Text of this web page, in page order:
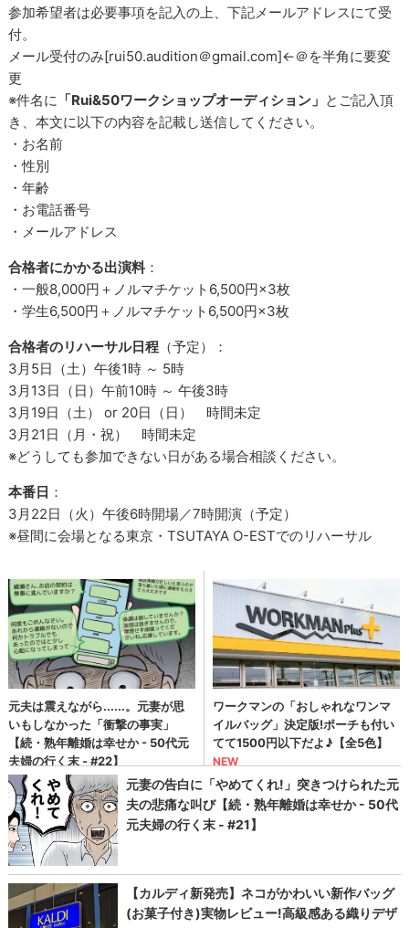
参加希望者は必要事項を記入の上、下記メールアドレスにて受
付。
メール受付のみ[rui50.audition＠gmail.com]←＠を半角に要変
更
※件名に 「Rui&50ワークショップオーディション」 とご記入頂
き、本文に以下の内容を記載し送信してください。
・お名前
・性別
・年齢
・お電話番号
・メールアドレス
合格者にかかる出演料 ：
・一般8,000円＋ノルマチケット6,500円×3枚
・学生6,500円＋ノルマチケット6,500円×3枚
合格者のリハーサル日程 （予定）：
3月5日（土）午後1時 ～ 5時
3月13日（日）午前10時 ～ 午後3時
3月19日（土） or 20日（日） 時間未定
3月21日（月・祝） 時間未定
※どうしても参加できない日がある場合相談ください。
本番日 ：
3月22日（火）午後6時開場／7時開演（予定）
※昼間に会場となる東京・TSUTAYA O-ESTでのリハーサル